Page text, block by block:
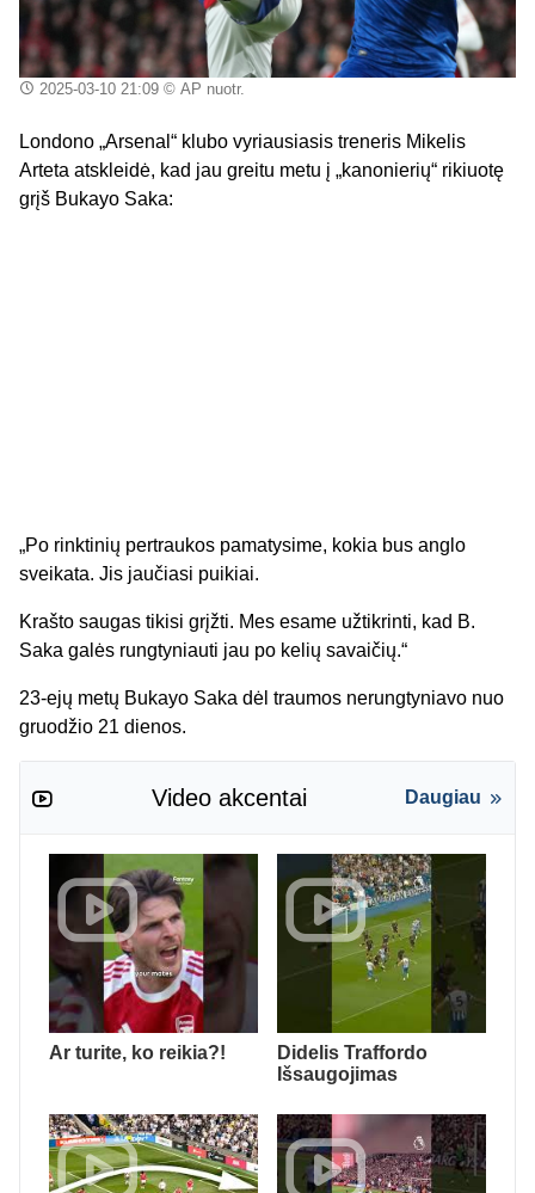
2025-03-10 21:09© AP nuotr.
Londono „Arsenal“ klubo vyriausiasis treneris Mikelis
Arteta atskleidė, kad jau greitu metu į „kanonierių“ rikiuotę
grįš Bukayo Saka:
„Po rinktinių pertraukos pamatysime, kokia bus anglo
sveikata. Jis jaučiasi puikiai.
Krašto saugas tikisi grįžti. Mes esame užtikrinti, kad B.
Saka galės rungtyniauti jau po kelių savaičių.“
23-ejų metų Bukayo Saka dėl traumos nerungtyniavo nuo
gruodžio 21 dienos.
Video akcentai Daugiau
Ar turite, ko reikia?!
Didelis Traffordo
Išsaugojimas